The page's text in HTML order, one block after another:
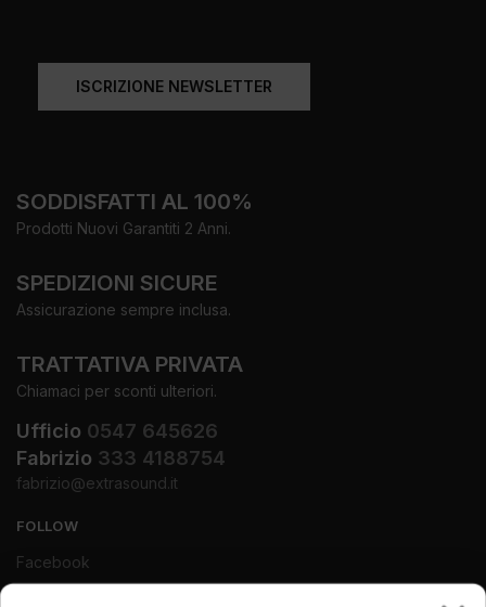
ISCRIZIONE NEWSLETTER
SODDISFATTI AL 100%
Prodotti Nuovi Garantiti 2 Anni.
SPEDIZIONI SICURE
Assicurazione sempre inclusa.
TRATTATIVA PRIVATA
Chiamaci per sconti ulteriori.
Ufficio 0547 645626
Fabrizio 333 4188754
fabrizio@extrasound.it
FOLLOW
Facebook
Instagram